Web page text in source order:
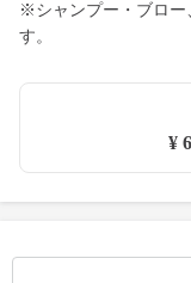
※シャンプー・ブロー
す。
¥